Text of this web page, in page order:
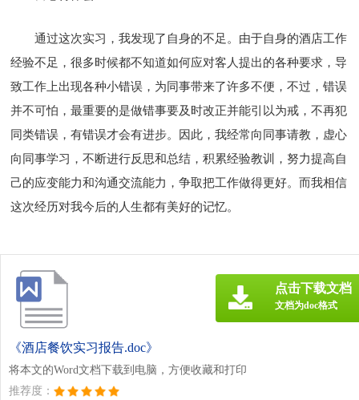
通过这次实习，我发现了自身的不足。由于自身的酒店工作
经验不足，很多时候都不知道如何应对客人提出的各种要求，导
致工作上出现各种小错误，为同事带来了许多不便，不过，错误
并不可怕，最重要的是做错事要及时改正并能引以为戒，不再犯
同类错误，有错误才会有进步。因此，我经常向同事请教，虚心
向同事学习，不断进行反思和总结，积累经验教训，努力提高自
己的应变能力和沟通交流能力，争取把工作做得更好。而我相信
这次经历对我今后的人生都有美好的记忆。
《酒店餐饮实习报告.doc》
将本文的Word文档下载到电脑，方便收藏和打印
推荐度：
点击下载文档
文档为doc格式